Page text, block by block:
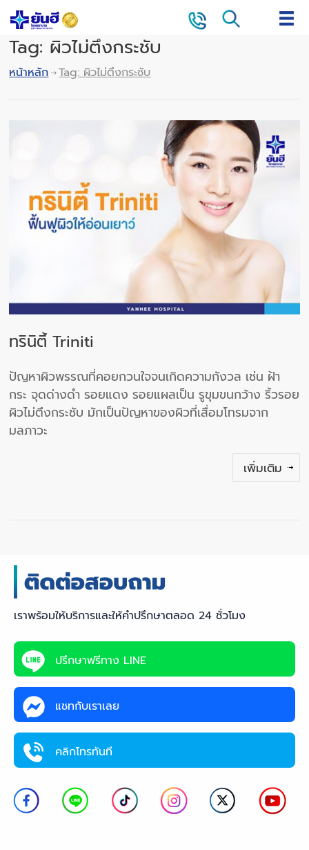
Tag: ผิวไม่ตึงกระชับ
หน้าหลัก Tag: ผิวไม่ตึงกระชับ
ทรินิตี้ Triniti
ปัญหาผิวพรรณที่คอยกวนใจจนเกิดความกังวล เช่น ฝ้า
กระ จุดด่างดำ รอยแดง รอยแผลเป็น รูขุมขนกว้าง ริ้วรอย
ผิวไม่ตึงกระชับ มักเป็นปัญหาของผิวที่เสื่อมโทรมจาก
มลภาวะ
เพิ่มเติม
เราพร้อมให้บริการและให้คำปรึกษาตลอด 24 ชั่วโมง
ปรึกษาฟรีทาง LINE
แชทกับเราเลย
คลิกโทรทันที